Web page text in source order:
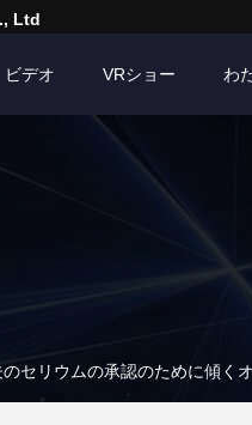
Ltd
ビデオ VRショー わ
セリウムの承認のために傾く